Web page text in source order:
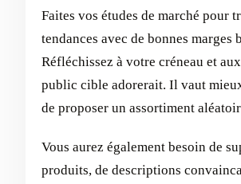
Faites vos études de marché pour
tendances avec de bonnes marges
Réfléchissez à votre créneau et
public cible adorerait. Il vaut
de proposer un assortiment
Vous aurez également besoin de
produits, de descriptions